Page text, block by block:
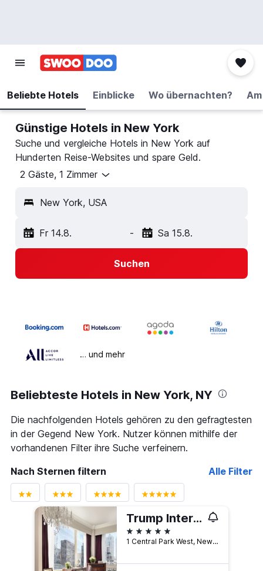
Beliebte Hotels Einblicke Wo übernachten?
Günstige Hotels in New York
Suche und vergleiche Hotels in New York auf
Hunderten Reise-Websites und spare Geld.
2 Gäste, 1 Zimmer
New York, USA
Fr 14.8. - Sa 15.8.
Suchen
… und mehr
Beliebteste Hotels in New York, NY
Die nachfolgenden Hotels gehören zu den gefragtesten
in der Gegend New York. Nutzer können mithilfe der
vorhandenen Filter ihre Suche verfeinern.
Nach Sternen filtern
Alle Filter
Trump International Hotel & Tower New York
5 Sterne
1 Central Park West, New York, NY, USA